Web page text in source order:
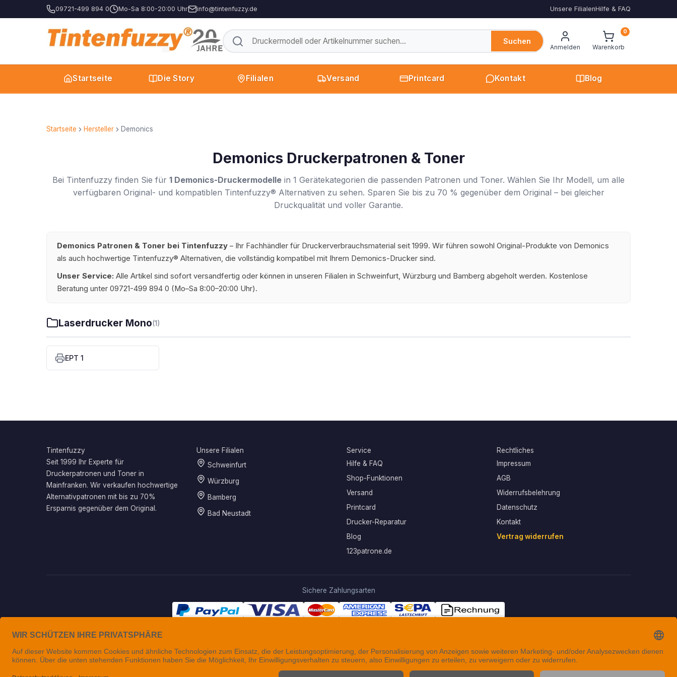
09721-499 894 0 Mo-Sa 8:00-20:00 Uhr info@tintenfuzzy.de Unsere FilialenHilfe & FAQ
Suchen
Anmelden Warenkorb
0
Startseite Die Story Filialen Versand Printcard Kontakt Blog
Startseite Hersteller Demonics
Demonics Druckerpatronen & Toner
Bei Tintenfuzzy finden Sie für 1 Demonics-Druckermodelle in 1 Gerätekategorien die passenden Patronen und Toner. Wählen Sie Ihr Modell, um alle
verfügbaren Original- und kompatiblen Tintenfuzzy® Alternativen zu sehen. Sparen Sie bis zu 70 % gegenüber dem Original – bei gleicher
Druckqualität und voller Garantie.
Demonics Patronen & Toner bei Tintenfuzzy – Ihr Fachhändler für Druckerverbrauchsmaterial seit 1999. Wir führen sowohl Original-Produkte von Demonics
als auch hochwertige Tintenfuzzy® Alternativen, die vollständig kompatibel mit Ihrem Demonics-Drucker sind.
Unser Service: Alle Artikel sind sofort versandfertig oder können in unseren Filialen in Schweinfurt, Würzburg und Bamberg abgeholt werden. Kostenlose
Beratung unter 09721-499 894 0 (Mo–Sa 8:00–20:00 Uhr).
Laserdrucker Mono(1)
EPT 1
Tintenfuzzy
Seit 1999 Ihr Experte für
Druckerpatronen und Toner in
Mainfranken. Wir verkaufen hochwertige
Alternativpatronen mit bis zu 70%
Ersparnis gegenüber dem Original.
Unsere Filialen
Schweinfurt
Würzburg
Bamberg
Bad Neustadt
Service
Hilfe & FAQ
Shop-Funktionen
Versand
Printcard
Drucker-Reparatur
Blog
123patrone.de
Rechtliches
Impressum
AGB
Widerrufsbelehrung
Datenschutz
Kontakt
Vertrag widerrufen
Sichere Zahlungsarten